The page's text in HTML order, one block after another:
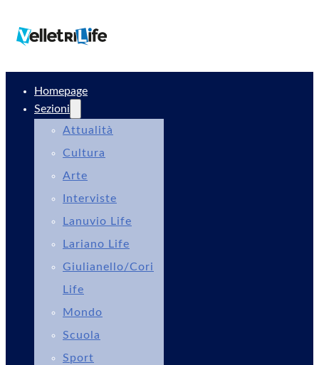
Homepage
Sezioni
Attualità
Cultura
Arte
Interviste
Lanuvio Life
Lariano Life
Giulianello/Cori
Life
Mondo
Scuola
Sport